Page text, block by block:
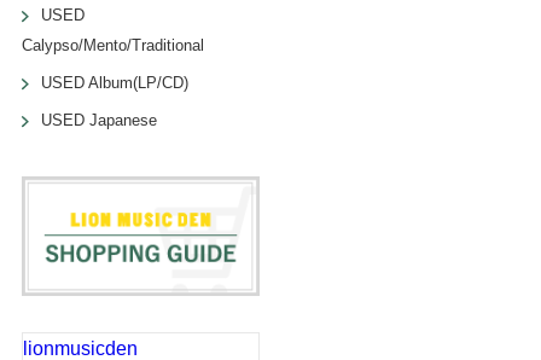
USED
Calypso/Mento/Traditional
USED Album(LP/CD)
USED Japanese
lionmusicden